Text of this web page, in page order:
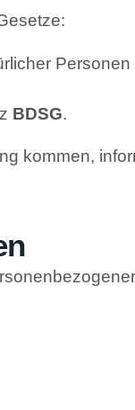
BDSG.
kommen,